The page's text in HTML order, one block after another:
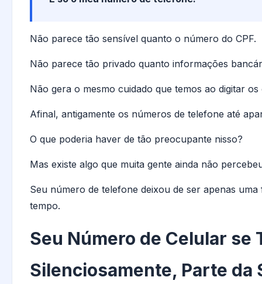
Não parece tão sensível quanto o número do CPF.
Não parece tão privado quanto informações
Não gera o mesmo cuidado que temos ao digitar
Afinal, antigamente os números de telefone até
O que poderia haver de tão preocupante nisso?
Mas existe algo que muita gente ainda não
Seu número de telefone deixou de ser apenas
tempo.
Seu Número de Celular se
Silenciosamente, Parte da